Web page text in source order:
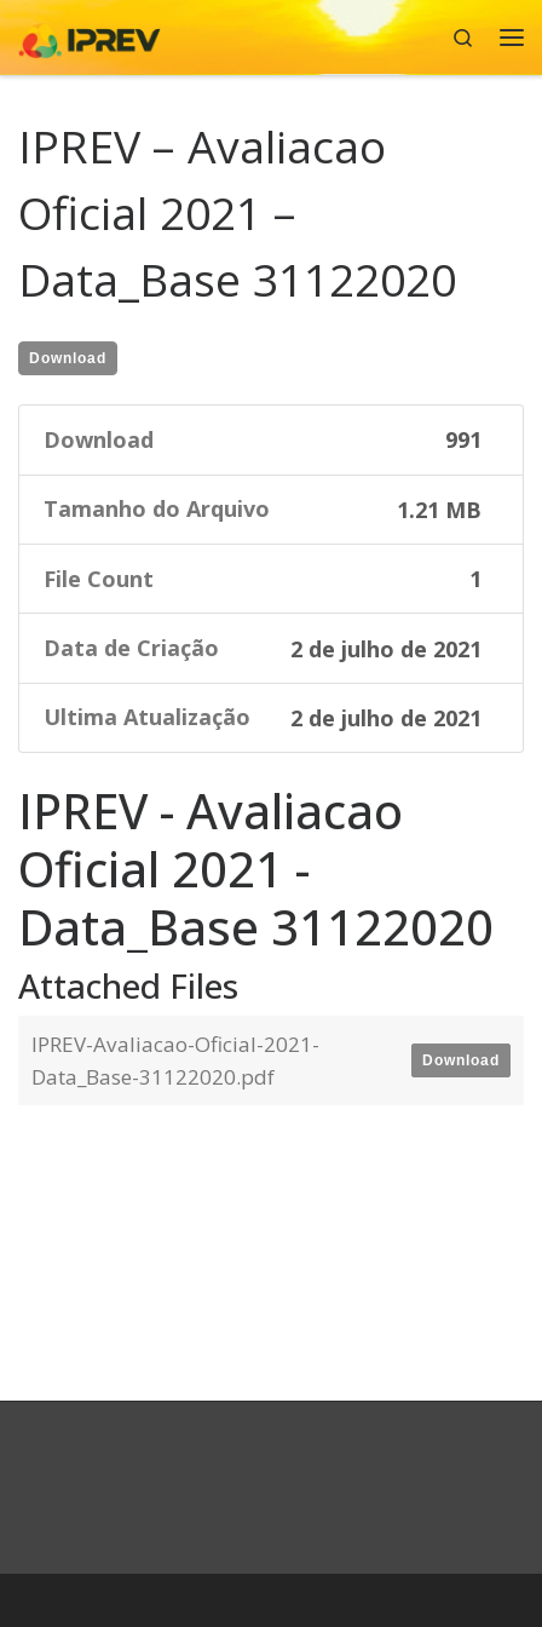
Skip to content
Search
IPREV – Avaliacao
Oficial 2021 –
Data_Base 31122020
Download
Download 991
Tamanho do Arquivo 1.21 MB
File Count 1
Data de Criação 2 de julho de 2021
Ultima Atualização 2 de julho de 2021
IPREV - Avaliacao
Oficial 2021 -
Data_Base 31122020
Attached Files
IPREV-Avaliacao-Oficial-2021-
Data_Base-31122020.pdf
Download